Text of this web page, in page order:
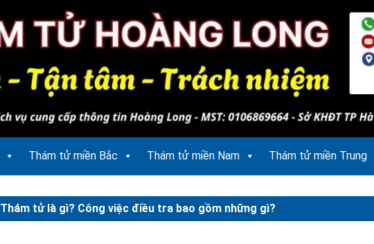
Thám tử miền Bắc Thám tử miền Nam Thám tử miền Trung
Thám tử là gì? Công việc điều tra bao gồm những gì?